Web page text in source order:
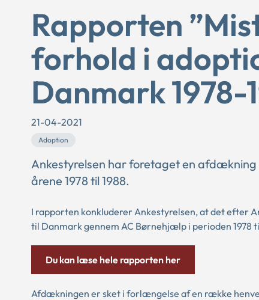
Rapporten
forhold i
Danmark 1978-
21-04-2021
Adoption
Ankestyrelsen har foretaget en
årene 1978 til 1988.
I rapporten konkluderer Ankestyrelsen, at det efter
til Danmark gennem AC Børnehjælp i perioden
Du kan læse hele rapporten her
Afdækningen er sket i forlængelse af en række